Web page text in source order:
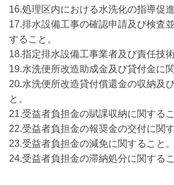
16.処理区内における水洗化の指導促
17.排水設備工事の確認申請及び検査
すること。
18.指定排水設備工事業者及び責任技
19.水洗便所改造助成金及び貸付金に
20.水洗便所改造貸付償還金の収納及
と。
21.受益者負担金の賦課収納に関するこ
22.受益者負担金の報奨金の交付に関す
23.受益者負担金の減免に関すること。
24.受益者負担金の滞納処分に関するこ